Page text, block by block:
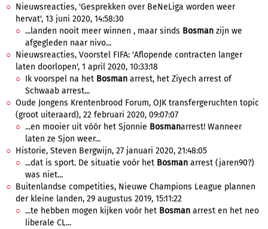
Nieuwsreacties, 'Gesprekken over BeNeLiga worden weer
hervat', 13 juni 2020, 14:58:30
...landen nooit meer winnen , maar sinds Bosman zijn we
afgegleden naar nivo...
Nieuwsreacties, Voorstel FIFA: 'Aflopende contracten langer
laten doorlopen', 1 april 2020, 10:33:18
Ik voorspel na het Bosman arrest, het Ziyech arrest of
Schwaab arrest...
Oude Jongens Krentenbrood Forum, OJK transfergeruchten topic
(groot uiteraard), 22 februari 2020, 09:07:07
...en mooier uit vóór het Sjonnie Bosmanarrest! Wanneer
laten ze Sjon weer...
Historie, Steven Bergwijn, 27 januari 2020, 21:48:05
...dat is sport. De situatie voór het Bosman arrest (jaren90?)
was niet...
Buitenlandse competities, Nieuwe Champions League plannen
der kleine landen, 29 augustus 2019, 15:11:22
...te hebben mogen kijken voór het Bosman arrest en het neo
liberale CL...